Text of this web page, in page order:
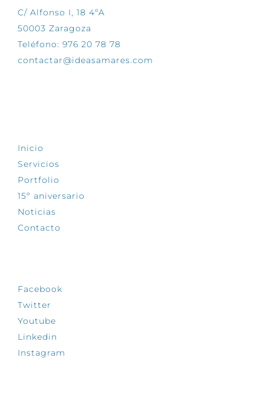
C/ Alfonso I, 18 4ºA
50003 Zaragoza
Teléfono: 976 20 78 78
contactar@ideasamares.com
Inicio
Servicios
Portfolio
15º aniversario
Noticias
Contacto
Facebook
Twitter
Youtube
Linkedin
Instagram